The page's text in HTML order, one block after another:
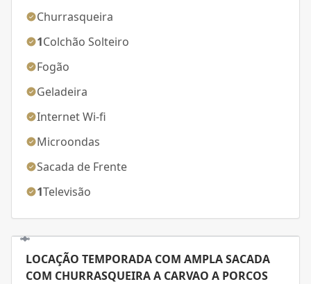
Churrasqueira
1Colchão Solteiro
Fogão
Geladeira
Internet Wi-fi
Microondas
Sacada de Frente
1Televisão
LOCAÇÃO TEMPORADA COM AMPLA SACADA
COM CHURRASQUEIRA A CARVAO A PORCOS